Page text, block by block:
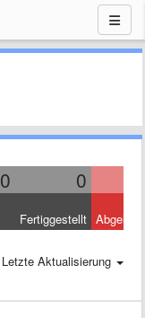
0 0
Fertiggestellt
Letzte Aktualisierung